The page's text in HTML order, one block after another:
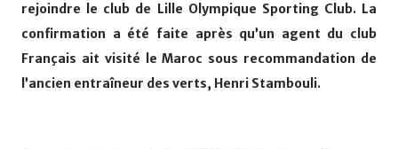
rejoindre le club de Lille Olympique Sporting Club. La
confirmation a été faite après qu’un agent du club
Français ait visité le Maroc sous recommandation de
l’ancien entraîneur des verts, Henri Stambouli.